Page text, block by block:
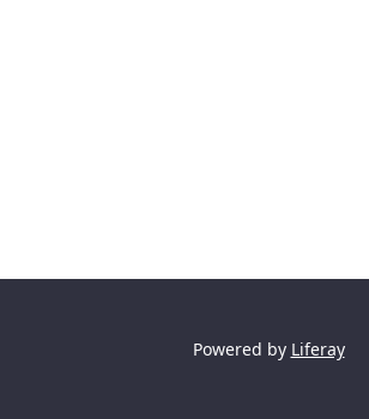
Powered by Liferay